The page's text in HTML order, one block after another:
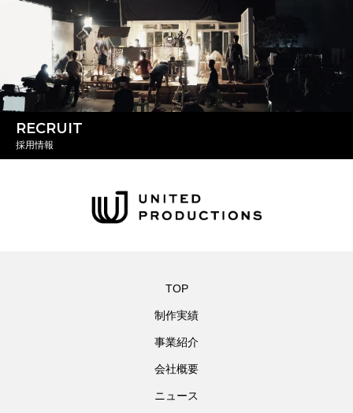
RECRUIT
採用情報
TOP
制作実績
事業紹介
会社概要
ニュース